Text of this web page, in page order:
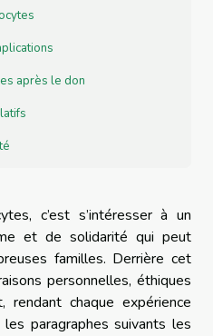
après le don
c’est s’intéresser à un
et de solidarité qui peut
familles. Derrière cet
personnelles, éthiques
chaque expérience
paragraphes suivants les